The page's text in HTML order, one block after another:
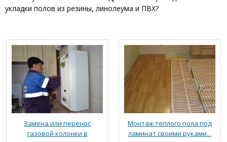
укладки полов из резины, линолеума и ПВХ?
Замена или перенос
газовой колонки в
Монтаж теплого пола под
ламинат своими руками...